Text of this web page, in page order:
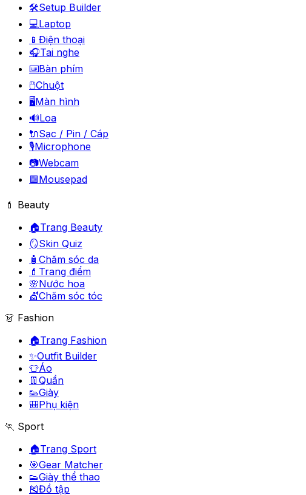
🛠️Setup Builder
💻Laptop
📱 Điện thoại
🎧Tai nghe
⌨️Bàn phím
🖱️Chuột
🖥️Màn hình
🔊Loa
🔌Sạc / Pin / Cáp
🎙️Microphone
📷Webcam
🟪Mousepad
💄 Beauty
🏠Trang Beauty
🪞Skin Quiz
🧴 Chăm sóc da
💄 Trang điểm
🌸Nước hoa
💇Chăm sóc tóc
👗 Fashion
🏠Trang Fashion
✨Outfit Builder
👕Áo
👖 Quần
👟Giày
🎒Phụ kiện
🏃 Sport
🏠Trang Sport
🎯Gear Matcher
👟Giày thể thao
🎽Đồ tập